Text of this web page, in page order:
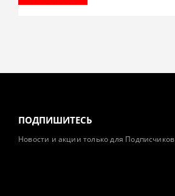
ПОДПИШИТЕСЬ
Новости и акции только для Подписчиков